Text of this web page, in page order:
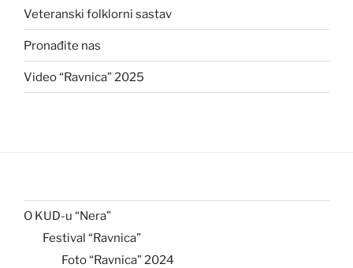
Veteranski folklorni sastav
Pronađite nas
Video “Ravnica” 2025
O KUD-u “Nera”
Festival “Ravnica”
Foto “Ravnica” 2024